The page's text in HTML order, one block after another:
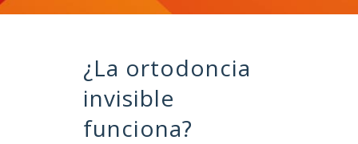
¿La ortodoncia
invisible
funciona?